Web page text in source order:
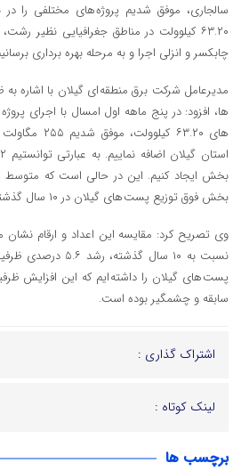
سالجاری، موفق شدیم پروژه های مختلفی
۶۳.۲۰ کیلوولت در مناطق جغرافیایی نظیر
چابکسر و انزلی اجرا و به مرحله بهره برداری
مدیرعامل شرکت برق منطقه ای گیلان با اشاره
ها، افزود: در پنج ماهه اول امسال با اجرای
های ۶۳.۲۰
بخش ایجاد کنیم. این در حالی است که متوسط
بخش فوق توزیع پست های گیلان در ۱۰ سال گذشته، ۳.۶ درصد بوده است.
وی تصریح کرد: مقایسه این اعداد و ارقام
نسبت به ۱۰ سال
سابقه و چشمگیر بوده است.
اشتراک گذاری :
لینک کوتاه :
برچسب ها